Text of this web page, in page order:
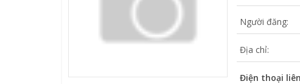
Người đăng:
Địa chỉ:
Điện thoại